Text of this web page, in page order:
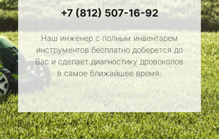
+7 (812) 507-16-92
Наш инженер с полным инвентарем
инструментов бесплатно доберется до
Вас и сделает диагностику дровоколов
в самое ближайшее время.